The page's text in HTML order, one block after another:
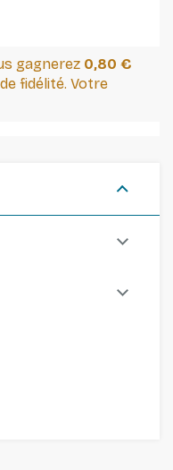
gagnerez 0,80 €
fidélité. Votre